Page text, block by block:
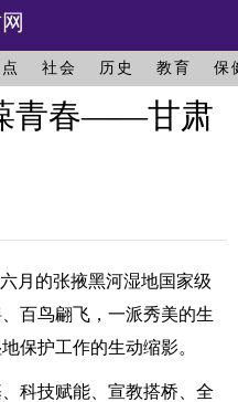
社会 历史 教育 保
青春——甘肃
的张掖黑河湿地国家级
百鸟翩飞，一派秀美的生
保护工作的生动缩影。
技赋能、宣教搭桥、全